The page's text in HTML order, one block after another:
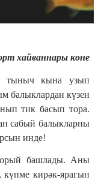
хайваннары көне
тыныч кына узып
балыклардан күзен
тик басып тора.
сабый балыкларны
инде!
башлады. Аны
кирәк-ярагын